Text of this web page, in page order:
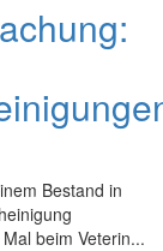
Bestand in
beim Veterin...